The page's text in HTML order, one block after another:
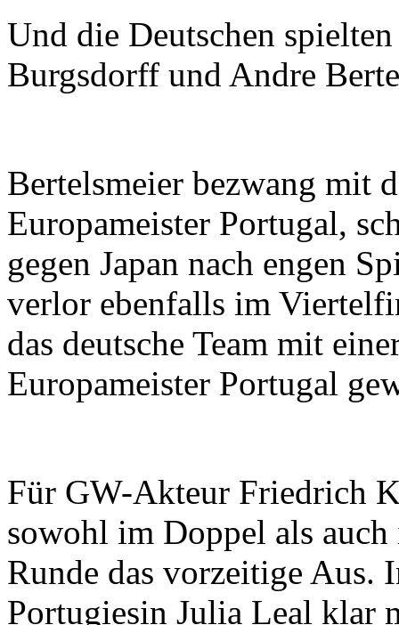
Und die Deutschen
Burgsdorff und Andre
Bertelsmeier bezwang mit
Europameister Portugal,
gegen Japan nach engen
verlor ebenfalls im
das deutsche Team mit
Europameister Portugal
Für GW-Akteur Friedrich
sowohl im Doppel als
Runde das vorzeitige
Portugiesin Julia Leal klar